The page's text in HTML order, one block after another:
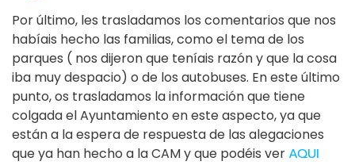
Por último, les trasladamos los comentarios que nos
habíais hecho las familias, como el tema de los
parques ( nos dijeron que teníais razón y que la cosa
iba muy despacio) o de los autobuses. En este último
punto, os trasladamos la información que tiene
colgada el Ayuntamiento en este aspecto, ya que
están a la espera de respuesta de las alegaciones
que ya han hecho a la CAM y que podéis verAQUI